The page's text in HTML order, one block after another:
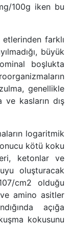
100g iken bu
farklı
büyük
boşlukta
genellikle
ve kasların dış
logaritmik
kötü koku
ketonlar ve
oluşturacak
cm2 olduğu
amino asitler
açığa
kokusunu